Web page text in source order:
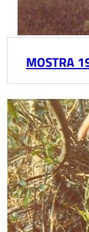
MOSTRA